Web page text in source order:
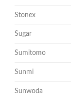
Stonex
Sugar
Sumitomo
Sunmi
Sunwoda